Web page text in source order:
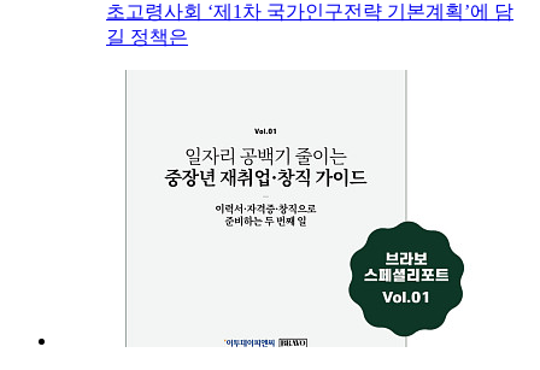
초고령사회 ‘제1차 국가인구전략 기본계획’에 담
길 정책은